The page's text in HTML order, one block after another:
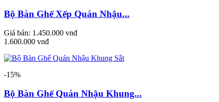
Bộ Bàn Ghế Xếp Quán Nhậu...
Giá bán: 1.450.000 vnđ
1.600.000 vnđ
-15%
Bộ Bàn Ghế Quán Nhậu Khung...